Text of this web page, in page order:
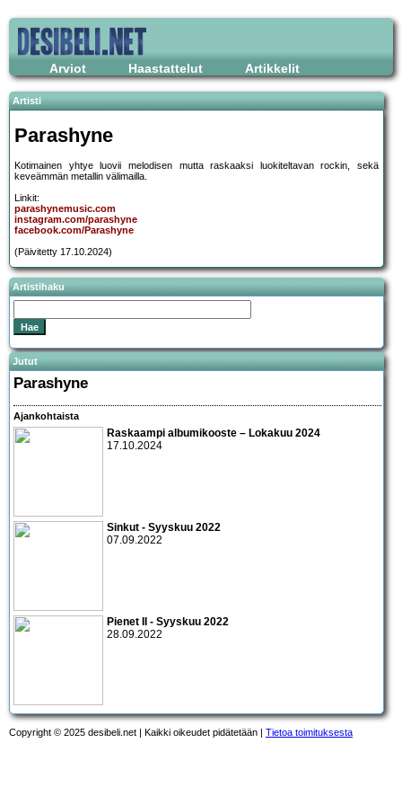
Arviot Haastattelut Artikkelit
Artisti
Parashyne
Kotimainen yhtye luovii melodisen mutta raskaaksi luokiteltavan rockin, sekä
keveämmän metallin välimailla.
Linkit:
parashynemusic.com
instagram.com/parashyne
facebook.com/Parashyne
(Päivitetty 17.10.2024)
Artistihaku
Jutut
Parashyne
Ajankohtaista
Raskaampi albumikooste – Lokakuu 2024
17.10.2024
Sinkut - Syyskuu 2022
07.09.2022
Pienet II - Syyskuu 2022
28.09.2022
Copyright © 2025 desibeli.net | Kaikki oikeudet pidätetään | Tietoa toimituksesta